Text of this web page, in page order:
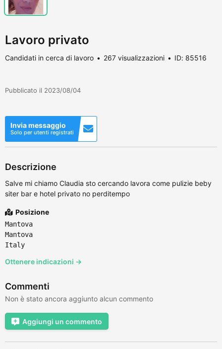
Lavoro privato
Candidati in cerca di lavoro 267 visualizzazioni ID: 85516
Pubblicato il 2023/08/04
Invia messaggio
Solo per utenti registrati
Descrizione
Salve mi chiamo Claudia sto cercando lavora come pulizie beby
siter bar e hotel privato no perditempo
Posizione
Mantova
Mantova
Italy
Ottenere indicazioni →
Commenti
Non è stato ancora aggiunto alcun commento
Aggiungi un commento